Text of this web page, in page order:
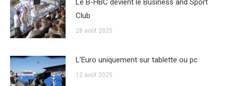
Le B-HBC devient le Business and Sport
Club
28 août 2025
L’Euro uniquement sur tablette ou pc
12 août 2025